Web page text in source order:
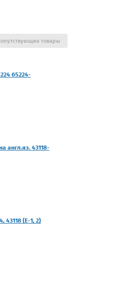
65224-
англ.яз. 43118-
43118 (Е-1, 2)
товары